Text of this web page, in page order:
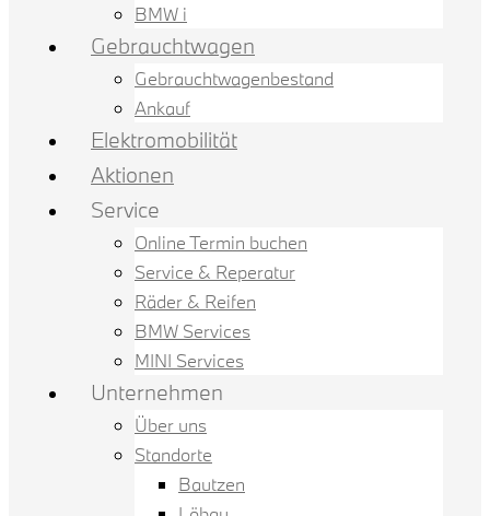
BMW i
Gebrauchtwagen
Gebrauchtwagenbestand
Ankauf
Elektromobilität
Aktionen
Service
Online Termin buchen
Service & Reperatur
Räder & Reifen
BMW Services
MINI Services
Unternehmen
Über uns
Standorte
Bautzen